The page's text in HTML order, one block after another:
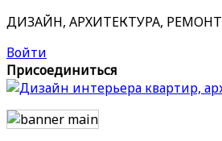
ДИЗАЙН, АРХИТЕКТУРА, РЕМОНТ
Войти
Присоединиться